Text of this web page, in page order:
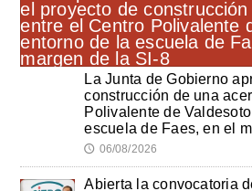
La Junta de Gobierno
construcción de una
Polivalente de
escuela de Faes, en el
🕔 06/08/2026
Abierta la convocatoria